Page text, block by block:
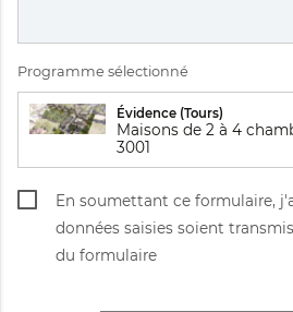
Programme sélectionné
Évidence (Tours)
Maisons de 2 à 4
3001
En soumettant ce formulaire,
données saisies soient
du formulaire